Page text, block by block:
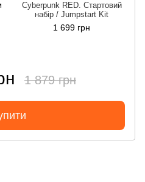
Cyberpunk RED. Стартовий
набір / Jumpstart Kit
1 699 грн
1 879 грн